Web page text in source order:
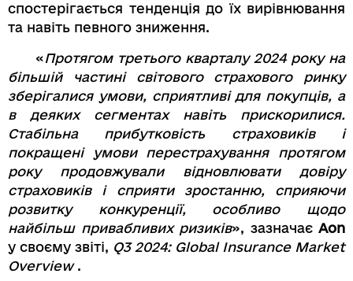
спостерігається тенденція до їх вирівнювання
та навіть певного зниження.
«Протягом третього кварталу 2024 року на
більшій частині світового страхового ринку
зберігалися умови, сприятливі для покупців, а
в деяких сегментах навіть прискорилися.
Стабільна прибутковість страховиків і
покращені умови перестрахування протягом
року продовжували відновлювати довіру
страховиків і сприяти зростанню, сприяючи
розвитку конкуренції, особливо щодо
найбільш привабливих ризиків», зазначає Aon
у своєму звіті, Q3 2024: Global Insurance Market
Overview.